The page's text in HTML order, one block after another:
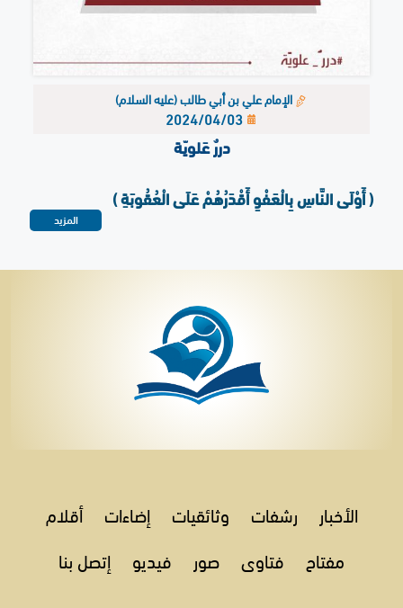
الإمام علي بن أبي طالب (عليه السلام)
2024/04/03
دررٌ عَلويّة
( أَوْلَى النَّاسِ بِالْعَفْوِ أَقْدَرُهُمْ عَلَى الْعُقُوبَةِ )
المزيد
الأخبار رشفات وثائقيات إضاءات
أقلام
مفتاح
فتاوى صور فيديو إتصل بنا